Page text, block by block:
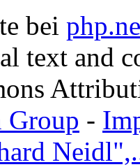
bei
text and
Group -